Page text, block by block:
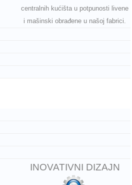
centralnih kućišta u potpunosti livene
i mašinski obrađene u našoj fabrici.
INOVATIVNI DIZAJN